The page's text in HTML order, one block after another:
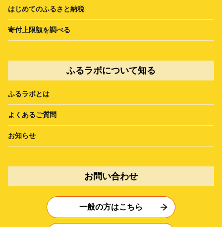
はじめてのふるさと納税
寄付上限額を調べる
ふるラボについて知る
ふるラボとは
よくあるご質問
お知らせ
お問い合わせ
一般の方はこちら